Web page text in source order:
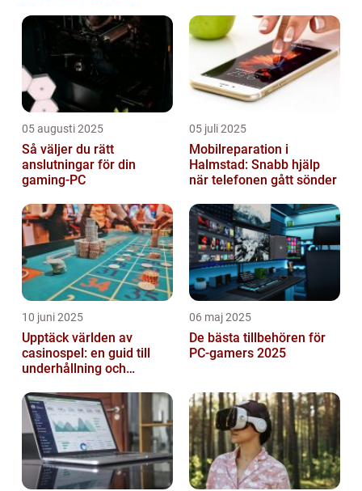
05 augusti 2025
Så väljer du rätt
anslutningar för din
gaming-PC
05 juli 2025
Mobilreparation i
Halmstad: Snabb hjälp
när telefonen gått sönder
10 juni 2025
Upptäck världen av
casinospel: en guid till
underhållning och
06 maj 2025
De bästa tillbehören för
PC-gamers 2025